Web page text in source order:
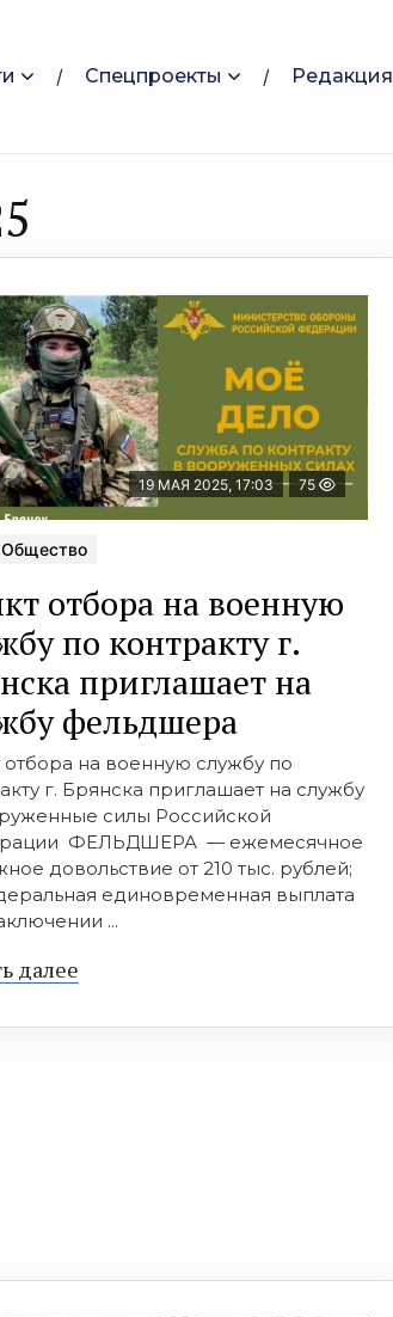
Спецпроекты Редакция
19 МАЯ 2025, 17:03 75
Общество
отбора на военную
по контракту г.
приглашает на
фeльдшeрa
отбора на военную службу по
г. Брянска приглашает на службу
силы Российской
ФЕЛЬДШЕРА ⁣ — ежемесячное
довольствие от 210 тыс. рублей;
единовременная выплата
...
далее